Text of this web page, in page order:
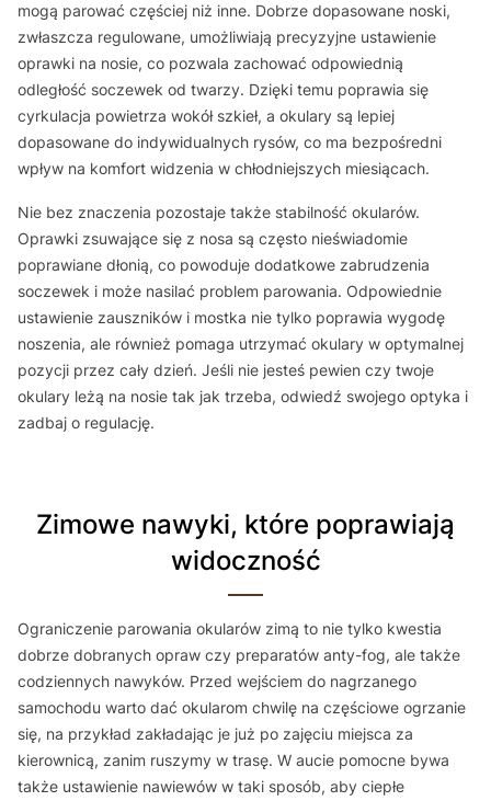
mogą parować częściej niż inne. Dobrze dopasowane noski,
zwłaszcza regulowane, umożliwiają precyzyjne ustawienie
oprawki na nosie, co pozwala zachować odpowiednią
odległość soczewek od twarzy. Dzięki temu poprawia się
cyrkulacja powietrza wokół szkieł, a okulary są lepiej
dopasowane do indywidualnych rysów, co ma bezpośredni
wpływ na komfort widzenia w chłodniejszych miesiącach.
Nie bez znaczenia pozostaje także stabilność okularów.
Oprawki zsuwające się z nosa są często nieświadomie
poprawiane dłonią, co powoduje dodatkowe zabrudzenia
soczewek i może nasilać problem parowania. Odpowiednie
ustawienie zauszników i mostka nie tylko poprawia wygodę
noszenia, ale również pomaga utrzymać okulary w optymalnej
pozycji przez cały dzień. Jeśli nie jesteś pewien czy twoje
okulary leżą na nosie tak jak trzeba, odwiedź swojego optyka i
zadbaj o regulację.
Zimowe nawyki, które poprawiają
widoczność
Ograniczenie parowania okularów zimą to nie tylko kwestia
dobrze dobranych opraw czy preparatów anty-fog, ale także
codziennych nawyków. Przed wejściem do nagrzanego
samochodu warto dać okularom chwilę na częściowe ogrzanie
się, na przykład zakładając je już po zajęciu miejsca za
kierownicą, zanim ruszymy w trasę. W aucie pomocne bywa
także ustawienie nawiewów w taki sposób, aby ciepłe